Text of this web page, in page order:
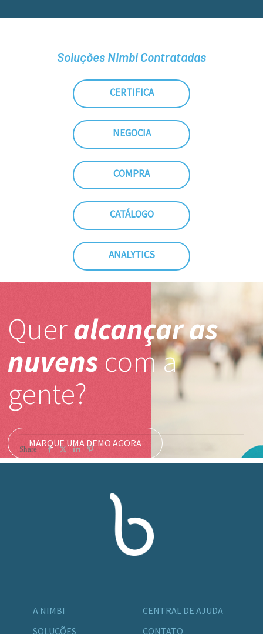
Soluções Nimbi Contratadas
CERTIFICA
NEGOCIA
COMPRA
CATÁLOGO
ANALYTICS
Queralcançar as
nuvens com a
gente?
MARQUE UMA DEMO AGORA
Share
A NIMBI
SOLUÇÕES
CENTRAL DE AJUDA
CONTATO